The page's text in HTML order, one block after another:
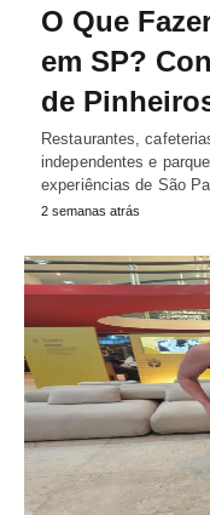
O Que
em SP?
de
Restaurantes,
independentes e
experiências de São
2 semanas atrás